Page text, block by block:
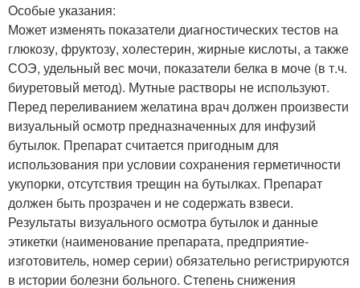
Особые указания:
Может изменять показатели диагностических тестов на
глюкозу, фруктозу, холестерин, жирные кислоты, а также
СОЭ, удельный вес мочи, показатели белка в моче (в т.ч.
биуретовый метод). Мутные растворы не используют.
Перед переливанием желатина врач должен произвести
визуальный осмотр предназначенных для инфузий
бутылок. Препарат считается пригодным для
использования при условии сохранения герметичности
укупорки, отсутствия трещин на бутылках. Препарат
должен быть прозрачен и не содержать взвеси.
Результаты визуального осмотра бутылок и данные
этикетки (наименование препарата, предприятие-
изготовитель, номер серии) обязательно регистрируются
в истории болезни больного. Степень снижения